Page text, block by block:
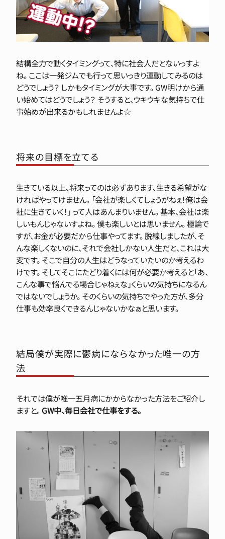
結構全力で動くタイミングって、特に社会人だとないっすよ
ね。 ここは一発ジムでも行って思いっきり運動してみるのは
どうでしょう？ しかもタイミングが大事です。 GW明けから通
い始めてはどうでしょう？ そうすると、ウキウキな気持ちで仕
事始めが出来るかもしれませんよ☆
将来の目標を立てる
生きている以上、将来ってのは必ずあります、生きる希望がな
ければやってけません。 「会社が楽しくてしょうがねぇ！俺は会
社に生きていく！」 って人はあんまりいません。 基本、会社は楽
しいもんじゃないすよね。 僕も楽しいとは思いません。 極論で
すが、お金が必要だから仕事やってます。 脱線しましたが、そ
んな楽しくないのに、それで会社しかない人生だと、これは大
変です。 そこで自分の人生はどうなっていたいのか考えるわ
けです。 そしてそこにたどり着くには何が必要か考えると「あ、
こんな事で悩んでる場合じゃねぇな」くらいの気持ちになるん
ではないでしょうか。 そのくらいの気持ちでやった方が、多分
仕事も効率良くできるんじゃないかなぁと思います。
結局僕が実際に鬱病にならなかった唯一の方
法
それでは僕が唯一五月病にかからなかった方法をご紹介し
ますと。 GW中、毎日会社で仕事をする。